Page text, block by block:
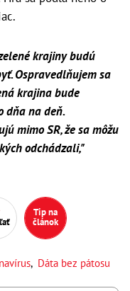
krajiny budú
Ospravedlňujem sa
krajina bude
dňa na deň.
mimo SR, že sa môžu
odchádzali,"
Tip na
článok
, Dáta bez pátosu